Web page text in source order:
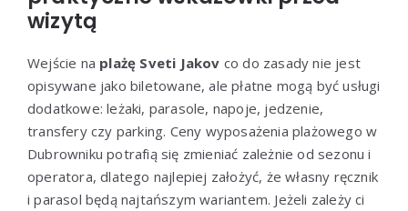
wizytą
Wejście na plażę Sveti Jakov co do zasady nie jest
opisywane jako biletowane, ale płatne mogą być usługi
dodatkowe: leżaki, parasole, napoje, jedzenie,
transfery czy parking. Ceny wyposażenia plażowego w
Dubrowniku potrafią się zmieniać zależnie od sezonu i
operatora, dlatego najlepiej założyć, że własny ręcznik
i parasol będą najtańszym wariantem. Jeżeli zależy ci